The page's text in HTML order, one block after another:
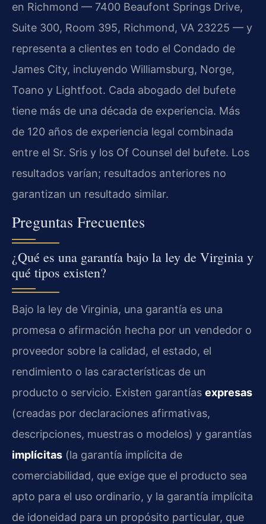
en Richmond — 7400 Beaufont Springs Drive,
Suite 300, Room 395, Richmond, VA 23225 — y
representa a clientes en todo el Condado de
James City, incluyendo Williamsburg, Norge,
Toano y Lightfoot. Cada abogado del bufete
tiene más de una década de experiencia. Más
de 120 años de experiencia legal combinada
entre el Sr. Sris y los Of Counsel del bufete. Los
resultados varían; resultados anteriores no
garantizan un resultado similar.
Preguntas Frecuentes
¿Qué es una garantía bajo la ley de Virginia y
qué tipos existen?
Bajo la ley de Virginia, una garantía es una
promesa o afirmación hecha por un vendedor o
proveedor sobre la calidad, el estado, el
rendimiento o las características de un
producto o servicio. Existen garantías expresas
(creadas por declaraciones afirmativas,
descripciones, muestras o modelos) y garantías
implícitas (la garantía implícita de
comerciabilidad, que exige que el producto sea
apto para el uso ordinario, y la garantía implícita
de idoneidad para un propósito particular, que